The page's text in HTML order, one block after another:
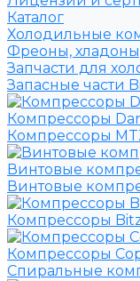
Каталог
Холодильные
Фреоны,
Запчасти для
Запасные части
Компрессоры
Компрессоры
Винтовые
Винтовые
Компрессоры
Компрессоры
Спиральные